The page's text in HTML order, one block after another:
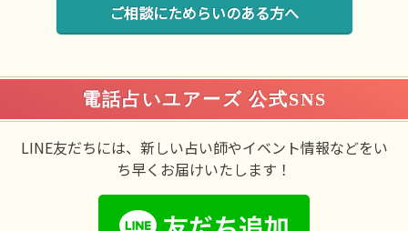
ご相談にためらいのある方へ
電話占いユアーズ 公式SNS
LINE友だちには、新しい占い師やイベント情報などをい
ち早くお届けいたします！